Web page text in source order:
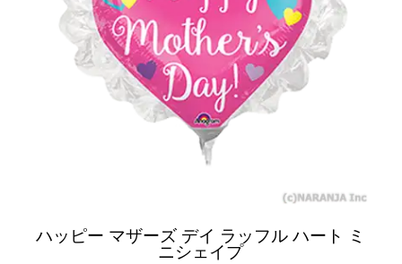
ハッピー マザーズ デイ ラッフル ハート ミ
ニシェイプ